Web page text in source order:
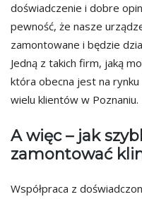
doświadczenie i dobre
pewność, że nasze
zamontowane i będzie
Jedną z takich firm, jaką
która obecna jest na
wielu klientów w Poznaniu.
A więc – jak
zamontować
Współpraca z